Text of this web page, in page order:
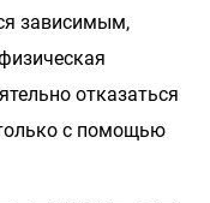
зависимым,
отказаться
с помощью